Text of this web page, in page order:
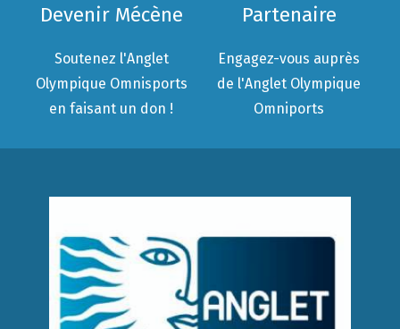
Devenir Mécène
Soutenez l'Anglet
Olympique Omnisports
en faisant un don !
Partenaire
Engagez-vous auprès
de l'Anglet Olympique
Omniports